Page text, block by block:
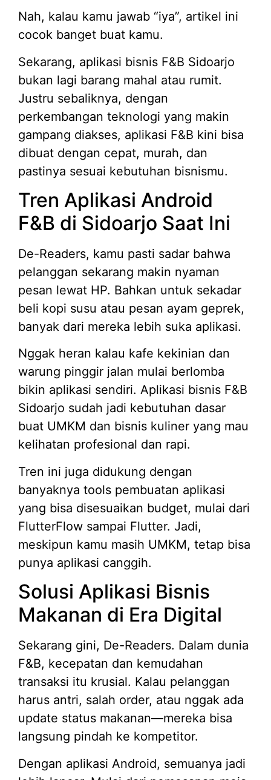
Nah, kalau kamu jawab “iya”, artikel ini
cocok banget buat kamu.
Sekarang, aplikasi bisnis F&B Sidoarjo
bukan lagi barang mahal atau rumit.
Justru sebaliknya, dengan
perkembangan teknologi yang makin
gampang diakses, aplikasi F&B kini bisa
dibuat dengan cepat, murah, dan
pastinya sesuai kebutuhan bisnismu.
Tren Aplikasi Android
F&B di Sidoarjo Saat Ini
De-Readers, kamu pasti sadar bahwa
pelanggan sekarang makin nyaman
pesan lewat HP. Bahkan untuk sekadar
beli kopi susu atau pesan ayam geprek,
banyak dari mereka lebih suka aplikasi.
Nggak heran kalau kafe kekinian dan
warung pinggir jalan mulai berlomba
bikin aplikasi sendiri. Aplikasi bisnis F&B
Sidoarjo sudah jadi kebutuhan dasar
buat UMKM dan bisnis kuliner yang mau
kelihatan profesional dan rapi.
Tren ini juga didukung dengan
banyaknya tools pembuatan aplikasi
yang bisa disesuaikan budget, mulai dari
FlutterFlow sampai Flutter. Jadi,
meskipun kamu masih UMKM, tetap bisa
punya aplikasi canggih.
Solusi Aplikasi Bisnis
Makanan di Era Digital
Sekarang gini, De-Readers. Dalam dunia
F&B, kecepatan dan kemudahan
transaksi itu krusial. Kalau pelanggan
harus antri, salah order, atau nggak ada
update status makanan—mereka bisa
langsung pindah ke kompetitor.
Dengan aplikasi Android, semuanya jadi